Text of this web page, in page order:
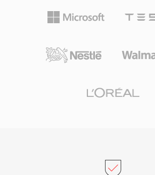
혀 없다는 것으로, 게임 개발자, 스트리
하드웨어 제조사가 로열티 우려 없이
간 Vorbis를 주요 스트리밍 코덱으로
공간이 부족하고 수천 개의 효과음이